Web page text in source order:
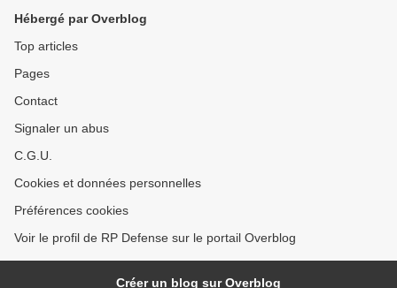
Hébergé par Overblog
Top articles
Pages
Contact
Signaler un abus
C.G.U.
Cookies et données personnelles
Préférences cookies
Voir le profil de RP Defense sur le portail Overblog
Créer un blog sur Overblog